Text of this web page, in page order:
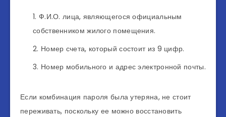
Ф.И.О. лица, являющегося официальным
собственником жилого помещения.
Номер счета, который состоит из 9 цифр.
Номер мобильного и адрес электронной почты.
Если комбинация пароля была утеряна, не стоит
переживать, поскольку ее можно восстановить